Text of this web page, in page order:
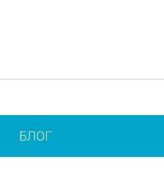
БЛОГ